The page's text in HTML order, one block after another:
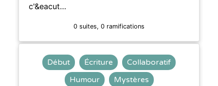
c'&eacut…
0 suites, 0 ramifications
Début Écriture
Collaboratif
Humour
Mystères